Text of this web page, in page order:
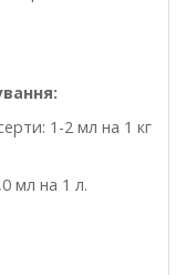
1-2 мл на 1 кг
мл на 1 л.